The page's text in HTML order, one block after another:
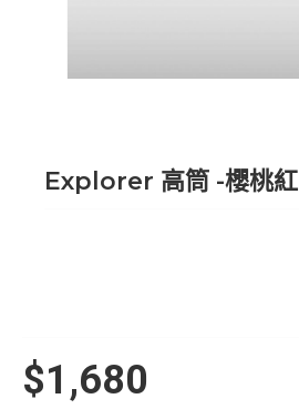
Explorer 高筒 -櫻桃紅
$1,680